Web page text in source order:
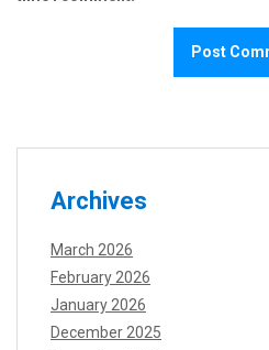
Archives
March 2026
February 2026
January 2026
December 2025